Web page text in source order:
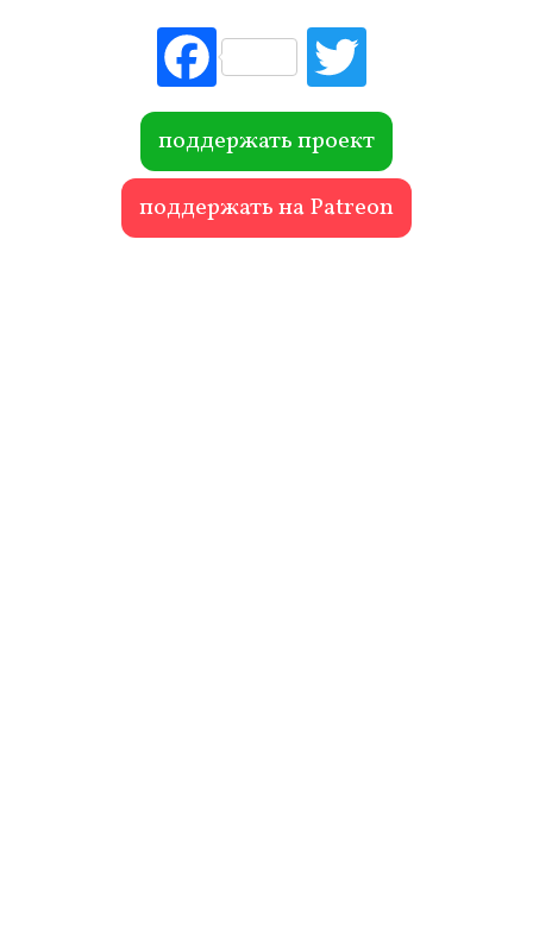
Fac
ebo
ok r
поддержать проект
поддержать на Patreon